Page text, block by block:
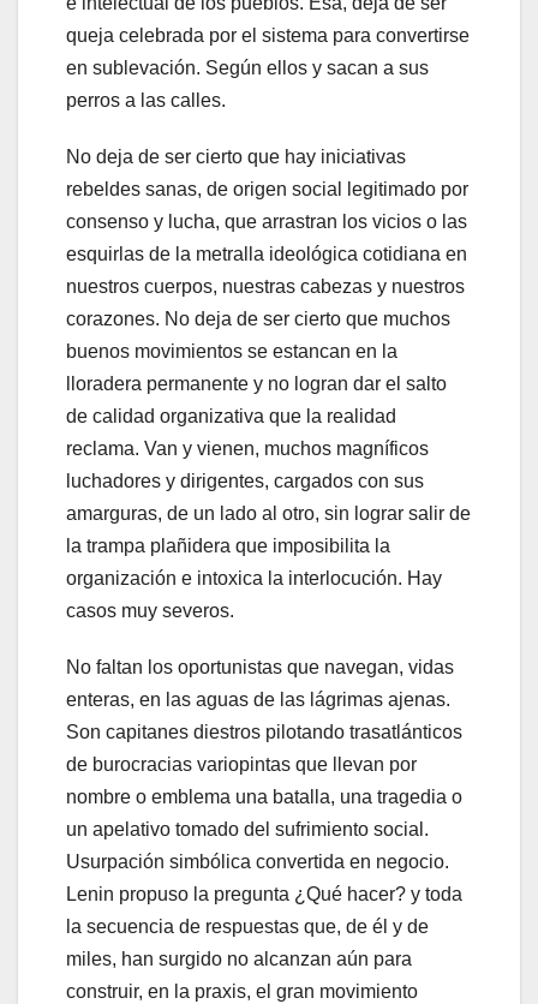
queja celebrada por el sistema para convertirse
en sublevación. Según ellos y sacan a sus
perros a las calles.
No deja de ser cierto que hay iniciativas
rebeldes sanas, de origen social legitimado por
consenso y lucha, que arrastran los vicios o las
esquirlas de la metralla ideológica cotidiana en
nuestros cuerpos, nuestras cabezas y nuestros
corazones. No deja de ser cierto que muchos
buenos movimientos se estancan en la
lloradera permanente y no logran dar el salto
de calidad organizativa que la realidad
reclama. Van y vienen, muchos magníficos
luchadores y dirigentes, cargados con sus
amarguras, de un lado al otro, sin lograr salir de
la trampa plañidera que imposibilita la
organización e intoxica la interlocución. Hay
casos muy severos.
No faltan los oportunistas que navegan, vidas
enteras, en las aguas de las lágrimas ajenas.
Son capitanes diestros pilotando trasatlánticos
de burocracias variopintas que llevan por
nombre o emblema una batalla, una tragedia o
un apelativo tomado del sufrimiento social.
Usurpación simbólica convertida en negocio.
Lenin propuso la pregunta ¿Qué hacer? y toda
la secuencia de respuestas que, de él y de
miles, han surgido no alcanzan aún para
construir, en la praxis, el gran movimiento